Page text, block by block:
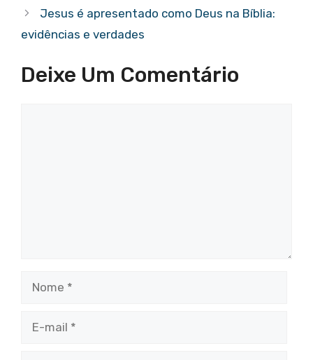
Jesus é apresentado como Deus na Bíblia:
evidências e verdades
Deixe Um Comentário